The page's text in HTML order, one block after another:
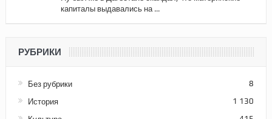
капиталы выдавались на ...
РУБРИКИ
Без рубрики 8
История 1 130